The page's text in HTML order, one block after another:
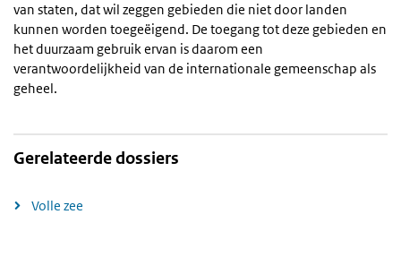
van staten, dat wil zeggen gebieden die niet door landen
kunnen worden toegeëigend. De toegang tot deze gebieden en
het duurzaam gebruik ervan is daarom een
verantwoordelijkheid van de internationale gemeenschap als
geheel.
Gerelateerde dossiers
Volle zee